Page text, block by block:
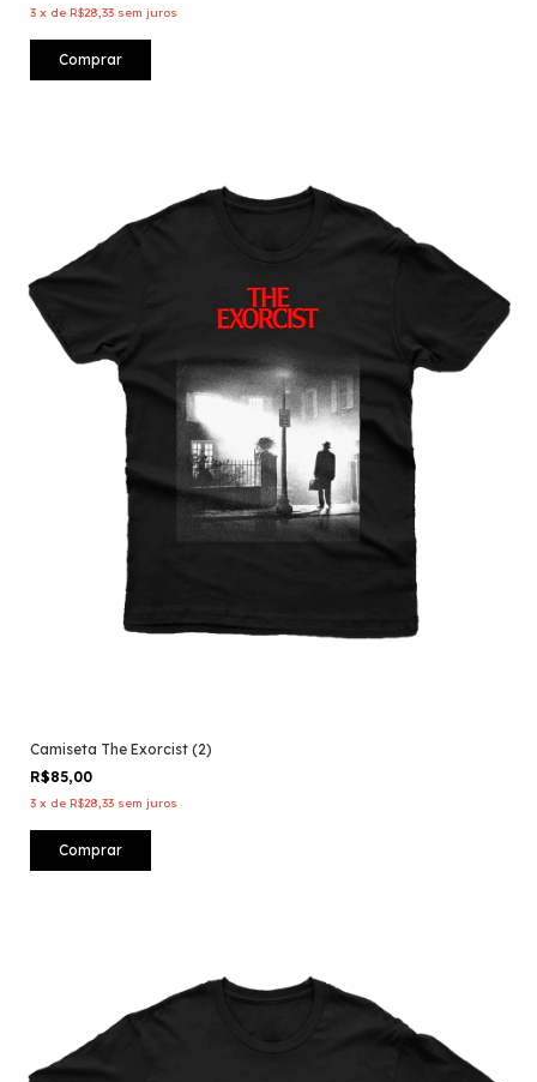
3 x de R$28,33 sem juros
Comprar
Camiseta The Exorcist (2)
R$85,00
3 x de R$28,33 sem juros
Comprar